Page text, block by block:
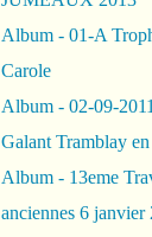
Album - 01-A
Carole
Album - 02-09-
Galant Tramblay
Album - 13eme
anciennes 6 janvier